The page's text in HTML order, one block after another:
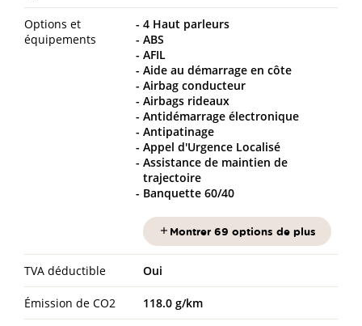
Options et
équipements
4 Haut parleurs
ABS
AFIL
Aide au démarrage en côte
Airbag conducteur
Airbags rideaux
Antidémarrage électronique
Antipatinage
Appel d'Urgence Localisé
Assistance de maintien de
trajectoire
Banquette 60/40
Montrer 69 options de plus
TVA déductible Oui
Émission de CO2 118.0 g/km